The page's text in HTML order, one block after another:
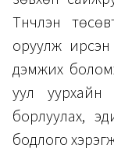
Түүнчлэн
оруулж ирсэн
дэмжих
уул уурхайн
борлуулах,
бодлого